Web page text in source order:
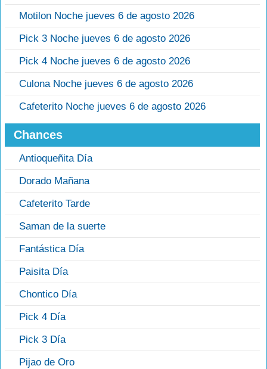
Motilon Noche jueves 6 de agosto 2026
Pick 3 Noche jueves 6 de agosto 2026
Pick 4 Noche jueves 6 de agosto 2026
Culona Noche jueves 6 de agosto 2026
Cafeterito Noche jueves 6 de agosto 2026
Chances
Antioqueñita Día
Dorado Mañana
Cafeterito Tarde
Saman de la suerte
Fantástica Día
Paisita Día
Chontico Día
Pick 4 Día
Pick 3 Día
Pijao de Oro